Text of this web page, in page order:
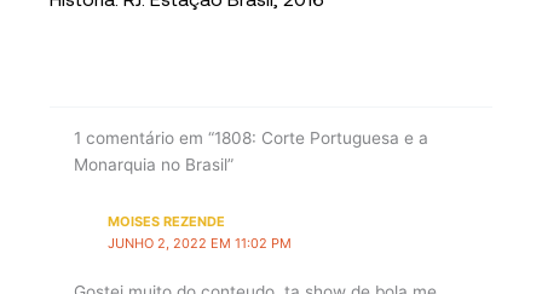
1 comentário em “1808: Corte Portuguesa e a
Monarquia no Brasil”
MOISES REZENDE
JUNHO 2, 2022 EM 11:02 PM